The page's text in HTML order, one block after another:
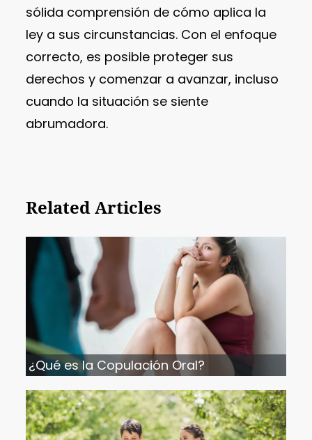
sólida comprensión de cómo aplica la
ley a sus circunstancias. Con el enfoque
correcto, es posible proteger sus
derechos y comenzar a avanzar, incluso
cuando la situación se siente
abrumadora.
Related Articles
¿Qué es la Copulación Oral?